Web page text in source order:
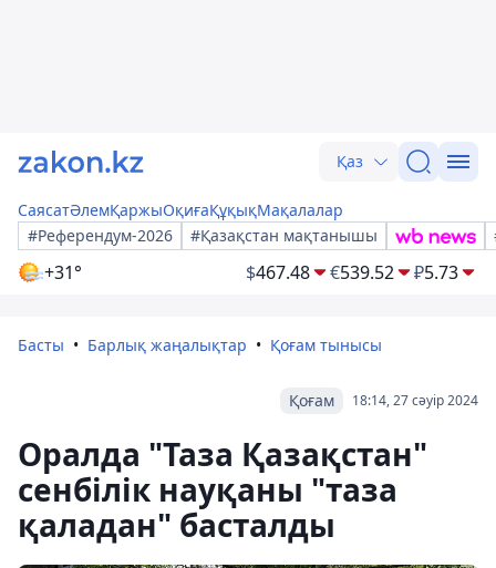
Қаз
СаясатӘлемҚаржыОқиғаҚұқықМақалалар
#Референдум-2026
#Қазақстан мақтанышы
+31° $467.48 €539.52 ₽5.73
Басты Барлық жаңалықтар Қоғам тынысы
18:14, 27 сәуір 2024
Қоғам
Оралда "Таза Қазақстан"
сенбілік науқаны "таза
қаладан" басталды